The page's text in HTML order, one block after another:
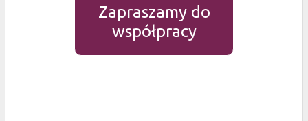
Zapraszamy do
współpracy